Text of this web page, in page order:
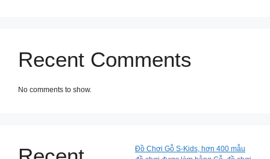
Recent Comments
No comments to show.
Đồ Chơi Gỗ S-Kids, hơn 400 mẫu